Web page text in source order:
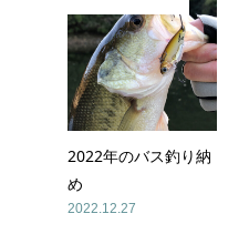
2022年のバス釣り納
め
2022.12.27